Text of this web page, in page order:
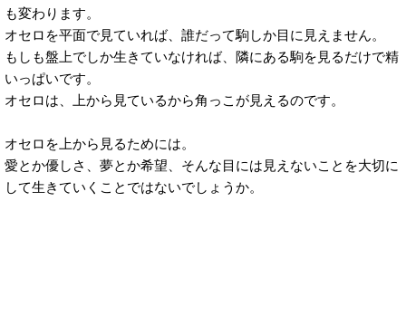
も変わります。
オセロを平面で見ていれば、誰だって駒しか目に見えません。
もしも盤上でしか生きていなければ、隣にある駒を見るだけで精
いっぱいです。
オセロは、上から見ているから角っこが見えるのです。
オセロを上から見るためには。
愛とか優しさ、夢とか希望、そんな目には見えないことを大切に
して生きていくことではないでしょうか。